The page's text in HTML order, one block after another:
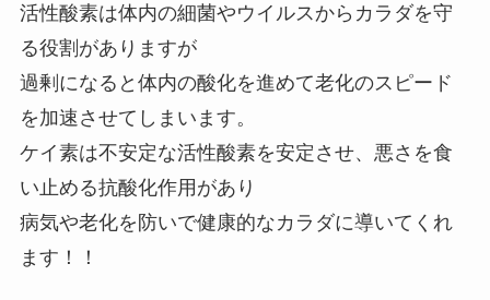
活性酸素は体内の細菌やウイルスからカラダを守
る役割がありますが
過剰になると体内の酸化を進めて老化のスピード
を加速させてしまいます。
ケイ素は不安定な活性酸素を安定させ、悪さを食
い止める抗酸化作用があり
病気や老化を防いで健康的なカラダに導いてくれ
ます！！